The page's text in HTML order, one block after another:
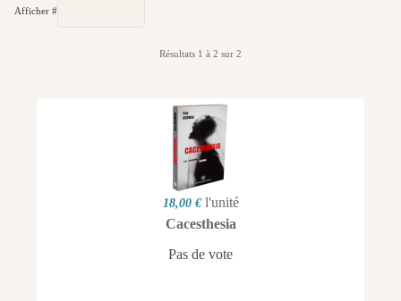
Afficher #
Résultats 1 à 2 sur 2
18,00 € l'unité
Cacesthesia
Pas de vote